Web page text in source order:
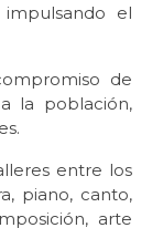
el
de
la población,
entre los
piano, canto,
arte